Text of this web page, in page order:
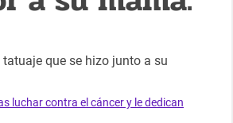
que se hizo junto a su
luchar contra el cáncer y le dedican